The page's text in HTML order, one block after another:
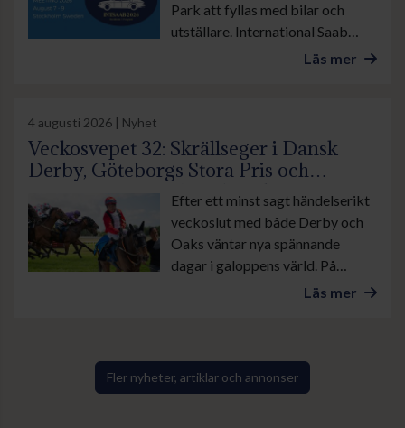
Park att fyllas med bilar och
utställare. International Saab
Läs mer
4 augusti 2026 | Nyhet
Veckosvepet 32: Skrällseger i Dansk
Derby, Göteborgs Stora Pris och
suverän insats av Lamborghini BF
Efter ett minst sagt händelserikt
veckoslut med både Derby och
Oaks väntar nya spännande
dagar i galoppens värld. På
onsdag är det lunchgalopp på
Ålborg. Sedan avslutas veckan
med årets stora familjedag på
Läs mer
Fler nyheter, artiklar och annonser